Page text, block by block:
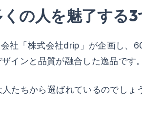
の人を魅了する
社「株式会社drip」が企画し、
インと品質が融合した逸品です。
たちから選ばれているのでしょ